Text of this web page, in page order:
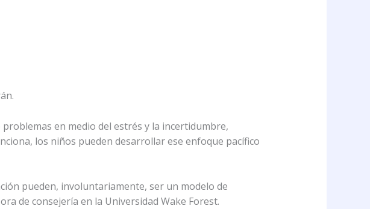
en medio del estrés y la incertidumbre,
los niños pueden desarrollar ese enfoque pacífico
pueden, involuntariamente, ser un modelo de
de consejería en la Universidad Wake Forest.